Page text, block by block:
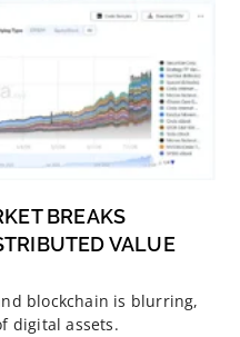
BREAKS
VALUE
blockchain is blurring,
digital assets.